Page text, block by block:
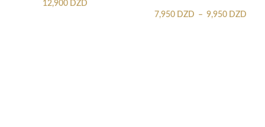
12,900 DZD
7,950 DZD – 9,950 DZD